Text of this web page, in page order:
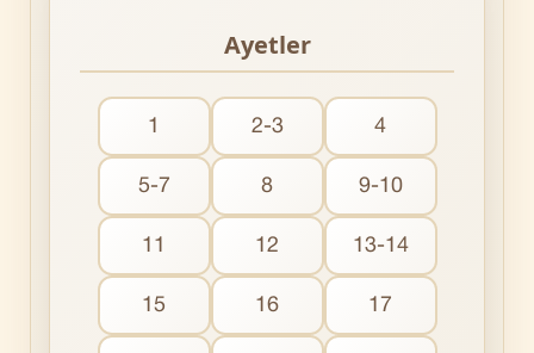
Ayetler
1 2-3 4
5-7 8 9-10
11 12 13-14
15 16 17